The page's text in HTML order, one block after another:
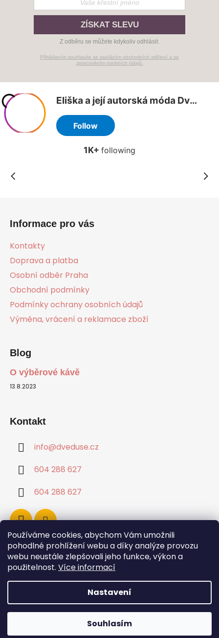
Používáme cookies, abychom Vám umožnili
pohodlné prohlížení webu a díky analýze provozu
webu neustále zlepšovali jeho funkce, výkon a
použitelnost. Více informací
Nastavení
Souhlasím
ZÍSKAT SLEVU
Z odběru se můžete kdykoliv odhlásit.
Přihlášením souhlasíte se zasíláním obchodních sdělení a se
zpracováním osobních údajů.
Informace pro vás
Kontakty
Doprava a platba
Osobní odběr Praha
Obchodní podmínky
Podmínky ochrany osobních údajů
Výměna, vrácení a reklamace zboží
Blog
O výběrové kávě
13.8.2023
Kontakt
info@dveduse.cz
604 288 627
604 288 627
Vytvořil Shoptet
Copyright 2026Dvě duše. Všechna práva